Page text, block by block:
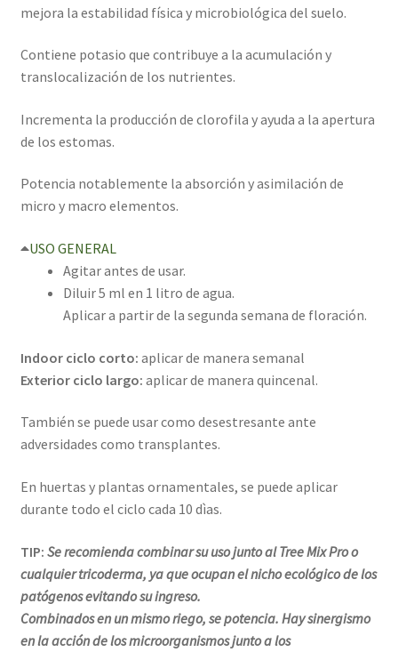
mejora la estabilidad física y microbiológica del suelo.
Contiene potasio que contribuye a la acumulación y
translocalización de los nutrientes.
Incrementa la producción de clorofila y ayuda a la apertura
de los estomas.
Potencia notablemente la absorción y asimilación de
micro y macro elementos.
USO GENERAL
Agitar antes de usar.
Diluir 5 ml en 1 litro de agua.
Aplicar a partir de la segunda semana de floración.
Indoor ciclo corto: aplicar de manera semanal
Exterior ciclo largo: aplicar de manera quincenal.
También se puede usar como desestresante ante
adversidades como transplantes.
En huertas y plantas ornamentales, se puede aplicar
durante todo el ciclo cada 10 dìas.
TIP: Se recomienda combinar su uso junto al Tree Mix Pro o
cualquier tricoderma, ya que ocupan el nicho ecológico de los
patógenos evitando su ingreso.
Combinados en un mismo riego, se potencia. Hay sinergismo
en la acción de los microorganismos junto a los